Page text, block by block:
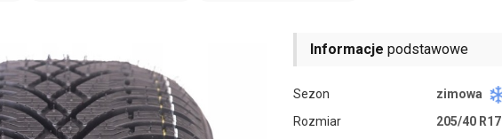
Informacje podstawowe
Sezon
zimowa
Rozmiar
205/40 R17